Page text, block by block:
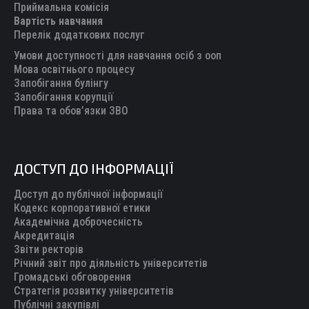
new
window
new
window
new
window
new
window
new
Приймальна комісія
Вартість навчання
Перелік додаткових послуг
Умови доступності для навчання осіб з ооп
Мова освітнього процесу
Запобігання булінгу
Запобігання корупції
Права та обов’язки ЗВО
ДОСТУП ДО ІНФОРМАЦІЇ
Доступ до публічної інформації
Кодекс корпоративної етики
Академічна доброчесність
Акредитація
Звіти ректорів
Річний звіт про діяльність університетів
Громадські обговорення
Стратегія розвитку університетів
Публічні закупівлі